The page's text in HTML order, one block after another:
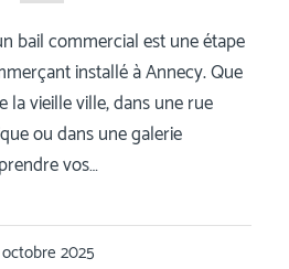
bail commercial est une étape
installé à Annecy. Que
vieille ville, dans une rue
ou dans une galerie
vos…
2025